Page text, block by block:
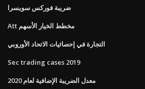
ضريبة فوركس سويسرا
Att مخطط الخيار الأسهم
التجارة في إحصائيات الاتحاد الأوروبي
Sec trading cases 2019
معدل الضريبة الإضافية لعام 2020